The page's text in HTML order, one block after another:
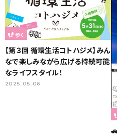
歩く
【第３回 循環生活コトハジメ】みん
なで楽しみながら広げる持続可能
なライフスタイル！
2025.05.08